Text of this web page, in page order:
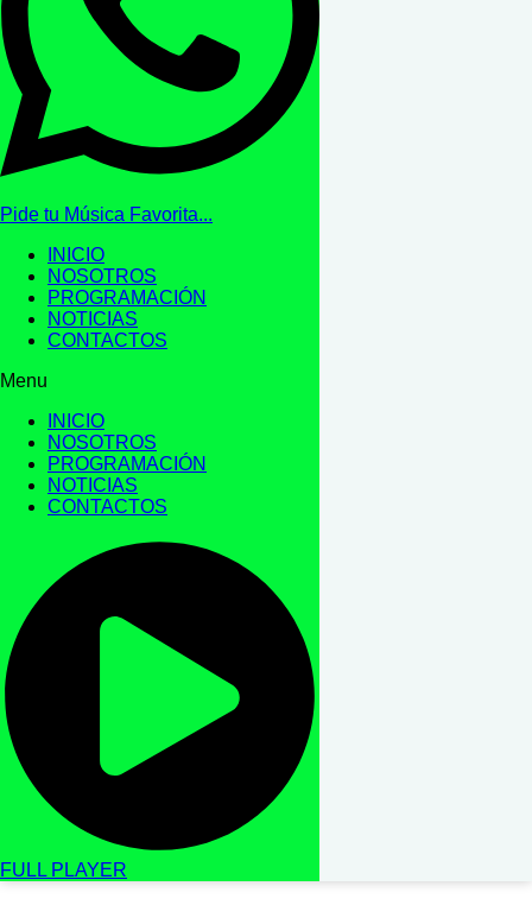
Pide tu Música Favorita...
INICIO
NOSOTROS
PROGRAMACIÓN
NOTICIAS
CONTACTOS
Menu
INICIO
NOSOTROS
PROGRAMACIÓN
NOTICIAS
CONTACTOS
FULL PLAYER